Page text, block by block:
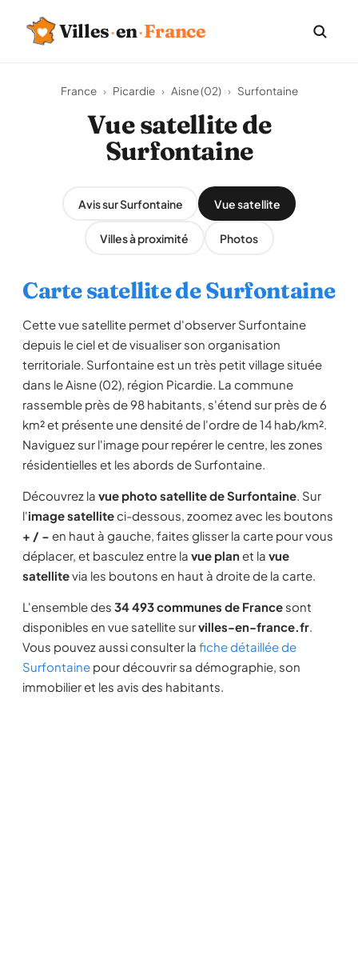
Villes·en·France
France › Picardie › Aisne (02) › Surfontaine
Vue satellite de
Surfontaine
Avis sur Surfontaine Vue satellite
Villes à proximité Photos
Carte satellite de Surfontaine
Cette vue satellite permet d'observer Surfontaine
depuis le ciel et de visualiser son organisation
territoriale. Surfontaine est un très petit village située
dans le Aisne (02), région Picardie. La commune
rassemble près de 98 habitants, s'étend sur près de 6
km² et présente une densité de l'ordre de 14 hab/km².
Naviguez sur l'image pour repérer le centre, les zones
résidentielles et les abords de Surfontaine.
Découvrez la vue photo satellite de Surfontaine. Sur
l'image satelliteci-dessous, zoomez avec les boutons
+ / − en haut à gauche, faites glisser la carte pour vous
déplacer, et basculez entre la vue planet la vue
satellitevia les boutons en haut à droite de la carte.
L'ensemble des 34 493 communes de France sont
disponibles en vue satellite survilles-en-france.fr.
Vous pouvez aussi consulter la fiche détaillée de
Surfontaine pour découvrir sa démographie, son
immobilier et les avis des habitants.